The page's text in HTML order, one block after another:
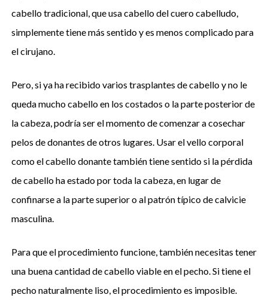
cabello tradicional, que usa cabello del cuero cabelludo,
simplemente tiene más sentido y es menos complicado para
el cirujano.
Pero, si ya ha recibido varios trasplantes de cabello y no le
queda mucho cabello en los costados o la parte posterior de
la cabeza, podría ser el momento de comenzar a cosechar
pelos de donantes de otros lugares. Usar el vello corporal
como el cabello donante también tiene sentido si la pérdida
de cabello ha estado por toda la cabeza, en lugar de
confinarse a la parte superior o al patrón típico de calvicie
masculina.
Para que el procedimiento funcione, también necesitas tener
una buena cantidad de cabello viable en el pecho. Si tiene el
pecho naturalmente liso, el procedimiento es imposible.